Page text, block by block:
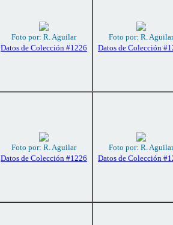
Foto por: R. Aguilar
Datos de Colección #1226
Foto por: R. Aguilar
Datos de Colección
Foto por: R. Aguilar
Datos de Colección #1226
Foto por: R. Aguilar
Datos de Colección